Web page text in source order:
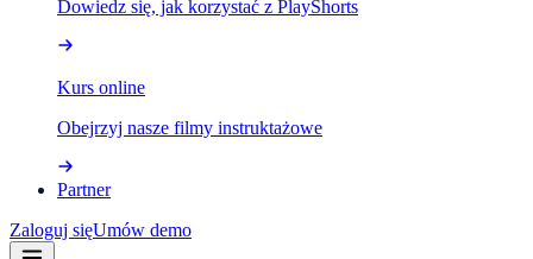
Dowiedz się, jak korzystać z PlayShorts
Kurs online
Obejrzyj nasze filmy instruktażowe
Partner
Zaloguj sięUmów demo